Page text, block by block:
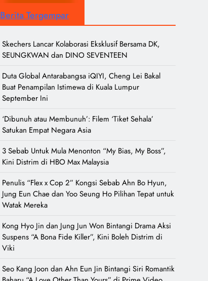
Berita Tergempar
Skechers Lancar Kolaborasi Eksklusif Bersama DK,
SEUNGKWAN dan DINO SEVENTEEN
Duta Global Antarabangsa iQIYI, Cheng Lei Bakal
Buat Penampilan Istimewa di Kuala Lumpur
September Ini
‘Dibunuh atau Membunuh’: Filem ‘Tiket Sehala’
Satukan Empat Negara Asia
3 Sebab Untuk Mula Menonton “My Bias, My Boss”,
Kini Distrim di HBO Max Malaysia
Penulis “Flex x Cop 2” Kongsi Sebab Ahn Bo Hyun,
Jung Eun Chae dan Yoo Seung Ho Pilihan Tepat untuk
Watak Mereka
Kong Hyo Jin dan Jung Jun Won Bintangi Drama Aksi
Suspens “A Bona Fide Killer”, Kini Boleh Distrim di
Viki
Seo Kang Joon dan Ahn Eun Jin Bintangi Siri Romantik